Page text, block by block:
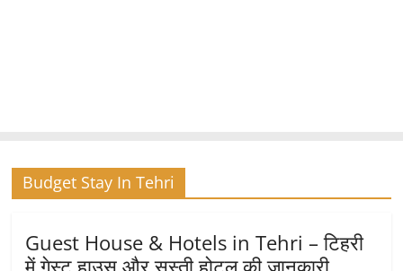
Budget Stay In Tehri
Guest House & Hotels in Tehri – टिहरी
में गेस्‍ट हाउस और सस्ती होटल की जानकारी